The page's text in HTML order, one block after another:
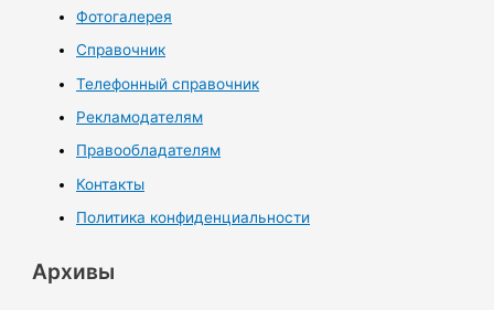
Фотогалерея
Справочник
Телефонный справочник
Рекламодателям
Правообладателям
Контакты
Политика конфиденциальности
Архивы